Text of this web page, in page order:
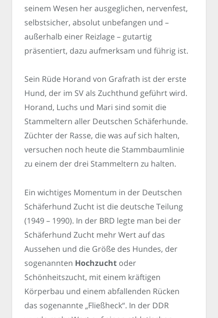
seinem Wesen her ausgeglichen, nervenfest,
selbstsicher, absolut unbefangen und –
außerhalb einer Reizlage – gutartig
präsentiert, dazu aufmerksam und führig ist.
Sein Rüde Horand von Grafrath ist der erste
Hund, der im SV als Zuchthund geführt wird.
Horand, Luchs und Mari sind somit die
Stammeltern aller Deutschen Schäferhunde.
Züchter der Rasse, die was auf sich halten,
versuchen noch heute die Stammbaumlinie
zu einem der drei Stammeltern zu halten.
Ein wichtiges Momentum in der Deutschen
Schäferhund Zucht ist die deutsche Teilung
(1949 – 1990). In der BRD legte man bei der
Schäferhund Zucht mehr Wert auf das
Aussehen und die Größe des Hundes, der
sogenannten Hochzucht oder
Schönheitszucht, mit einem kräftigen
Körperbau und einem abfallenden Rücken
das sogenannte „Fließheck“. In der DDR